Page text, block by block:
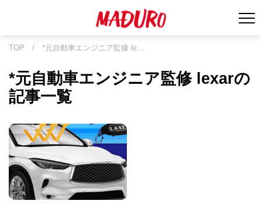
TOP / *元自動車エンジニア監修 le…
*元自動車エンジニア監修 lexarの
記事一覧